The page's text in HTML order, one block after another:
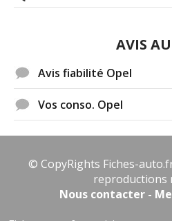
AVIS
Avis fiabilité Opel
Vos conso. Opel
© CopyRights Fiches-
reproductions
Nous contacter -